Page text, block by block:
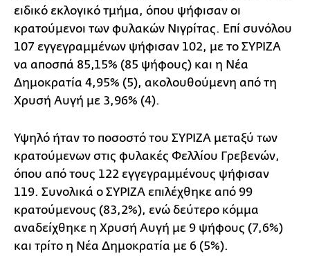
ειδικό εκλογικό τμήμα, όπου ψήφισαν οι
κρατούμενοι των φυλακών Νιγρίτας. Επί συνόλου
107 εγγεγραμμένων ψήφισαν 102, με το ΣΥΡΙΖΑ
να αποσπά 85,15% (85 ψήφους) και η Νέα
Δημοκρατία 4,95% (5), ακολουθούμενη από τη
Χρυσή Αυγή με 3,96% (4).
Υψηλό ήταν το ποσοστό του ΣΥΡΙΖΑ μεταξύ των
κρατούμενων στις φυλακές Φελλίου Γρεβενών,
όπου από τους 122 εγγεγραμμένους ψήφισαν
119. Συνολικά ο ΣΥΡΙΖΑ επιλέχθηκε από 99
κρατούμενους (83,2%), ενώ δεύτερο κόμμα
αναδείχθηκε η Χρυσή Αυγή με 9 ψήφους (7,6%)
και τρίτο η Νέα Δημοκρατία με 6 (5%).